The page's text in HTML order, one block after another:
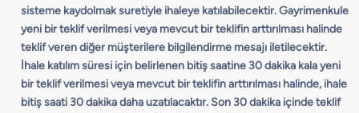
sisteme kaydolmak suretiyle ihaleye katılabilecektir. Gayrimenkule
yeni bir teklif verilmesi veya mevcut bir teklifin arttırılması halinde
teklif veren diğer müşterilere bilgilendirme mesajı iletilecektir.
İhale katılım süresi için belirlenen bitiş saatine 30 dakika kala yeni
bir teklif verilmesi veya mevcut bir teklifin arttırılması halinde, ihale
bitiş saati 30 dakika daha uzatılacaktır. Son 30 dakika içinde teklif